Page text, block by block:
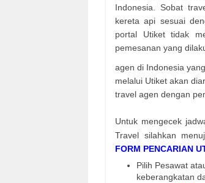
Indonesia. Sobat
kereta api sesuai
portal Utiket tidak
pemesanan yang
agen di Indonesia
melalui Utiket akan
travel agen dengan
Untuk mengecek
Travel silahkan
FORM PENCARIAN
Pilih Pesawat
keberangkatan